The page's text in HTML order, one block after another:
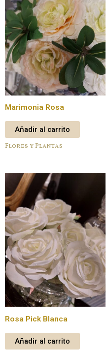
Marimonia Rosa
Añadir al carrito
Flores y Plantas
Rosa Pick Blanca
Añadir al carrito